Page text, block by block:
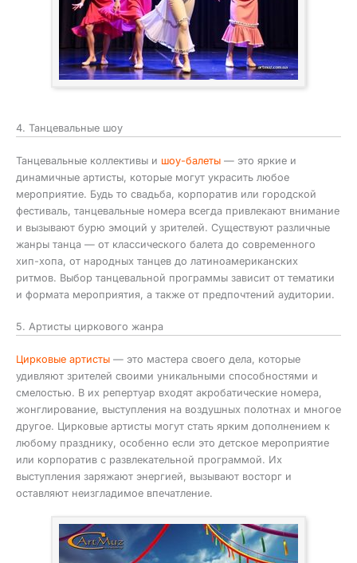
4. Танцевальные шоу
Танцевальные коллективы и шоу-балеты — это яркие и
динамичные артисты, которые могут украсить любое
мероприятие. Будь то свадьба, корпоратив или городской
фестиваль, танцевальные номера всегда привлекают внимание
и вызывают бурю эмоций у зрителей. Существуют различные
жанры танца — от классического балета до современного
хип-хопа, от народных танцев до латиноамериканских
ритмов. Выбор танцевальной программы зависит от тематики
и формата мероприятия, а также от предпочтений аудитории.
5. Артисты циркового жанра
Цирковые артисты — это мастера своего дела, которые
удивляют зрителей своими уникальными способностями и
смелостью. В их репертуар входят акробатические номера,
жонглирование, выступления на воздушных полотнах и многое
другое. Цирковые артисты могут стать ярким дополнением к
любому празднику, особенно если это детское мероприятие
или корпоратив с развлекательной программой. Их
выступления заряжают энергией, вызывают восторг и
оставляют неизгладимое впечатление.